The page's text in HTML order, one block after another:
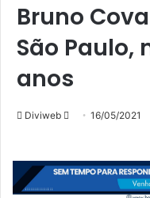
Bruno
São Paulo,
anos
Diviweb
Mande
mail
16/05/2021